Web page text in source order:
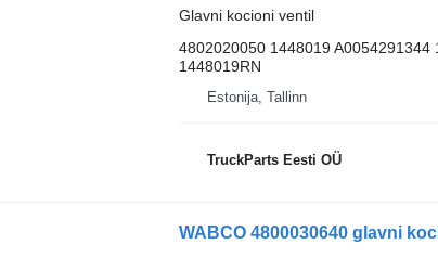
Glavni kocioni ventil
4802020050 1448019
1448019RN
Estonija, Tallinn
TruckParts Eesti OÜ
WABCO 4800030640 glavni